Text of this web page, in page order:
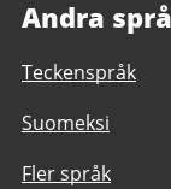
Andra
Teckenspråk
Suomeksi
Fler språk